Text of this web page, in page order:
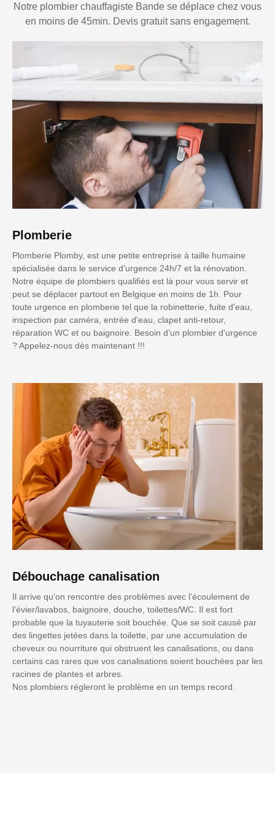
Notre plombier chauffagiste Bande se déplace chez vous
en moins de 45min. Devis gratuit sans engagement.
Plomberie
Plomberie Plomby, est une petite entreprise à taille humaine
spécialisée dans le service d’urgence 24h/7 et la rénovation.
Notre équipe de plombiers qualifiés est là pour vous servir et
peut se déplacer partout en Belgique en moins de 1h. Pour
toute urgence en plomberie tel que la robinetterie, fuite d'eau,
inspection par caméra, entrée d'eau, clapet anti-retour,
réparation WC et ou baignoire. Besoin d'un plombier d'urgence
? Appelez-nous dès maintenant !!!
Débouchage canalisation
Il arrive qu'on rencontre des problèmes avec l’écoulement de
l’évier/lavabos, baignoire, douche, toilettes/WC. Il est fort
probable que la tuyauterie soit bouchée. Que se soit causé par
des lingettes jetées dans la toilette, par une accumulation de
cheveux ou nourriture qui obstruent les canalisations, ou dans
certains cas rares que vos canalisations soient bouchées par les
racines de plantes et arbres.
Nos plombiers régleront le problème en un temps record.